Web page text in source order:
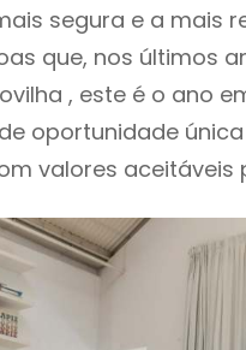
segura e a mais
que, nos últimos
, este é o ano
oportunidade
valores aceitáveis